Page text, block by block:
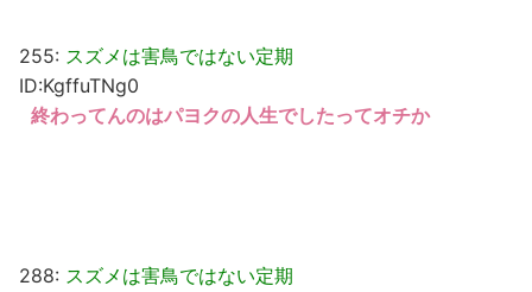
255: スズメは害鳥ではない定期
ID:KgffuTNg0
終わってんのはパヨクの人生でしたってオチか
288: スズメは害鳥ではない定期